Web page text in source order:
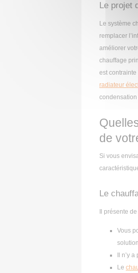
Le projet
Le système
remplacer
améliorer
chauffage
est
radiateur
de
Si vous
Le
Il présente
Vous
Il n’y
Le